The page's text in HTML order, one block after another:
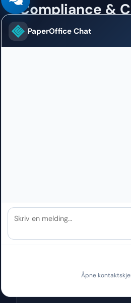
Compliance &
PaperOffice Chat
Skriv en melding…
Åpne